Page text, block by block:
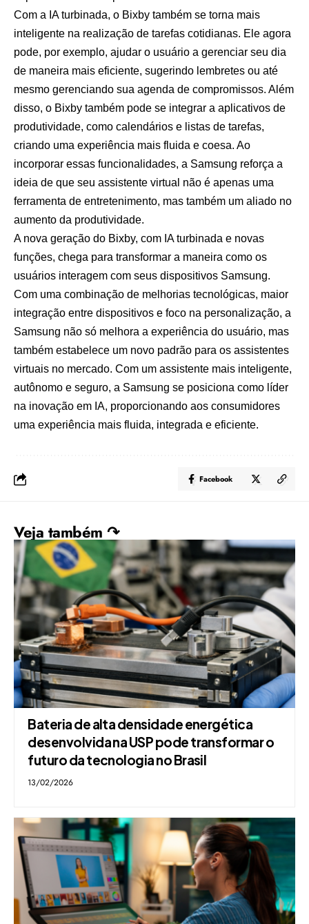
Com a IA turbinada, o Bixby também se torna mais
inteligente na realização de tarefas cotidianas. Ele agora
pode, por exemplo, ajudar o usuário a gerenciar seu dia
de maneira mais eficiente, sugerindo lembretes ou até
mesmo gerenciando sua agenda de compromissos. Além
disso, o Bixby também pode se integrar a aplicativos de
produtividade, como calendários e listas de tarefas,
criando uma experiência mais fluida e coesa. Ao
incorporar essas funcionalidades, a Samsung reforça a
ideia de que seu assistente virtual não é apenas uma
ferramenta de entretenimento, mas também um aliado no
aumento da produtividade.
A nova geração do Bixby, com IA turbinada e novas
funções, chega para transformar a maneira como os
usuários interagem com seus dispositivos Samsung.
Com uma combinação de melhorias tecnológicas, maior
integração entre dispositivos e foco na personalização, a
Samsung não só melhora a experiência do usuário, mas
também estabelece um novo padrão para os assistentes
virtuais no mercado. Com um assistente mais inteligente,
autônomo e seguro, a Samsung se posiciona como líder
na inovação em IA, proporcionando aos consumidores
uma experiência mais fluida, integrada e eficiente.
Facebook
Veja também ↷
Bateria de alta densidade energética
desenvolvida na USP pode transformar o
futuro da tecnologia no Brasil
13/02/2026